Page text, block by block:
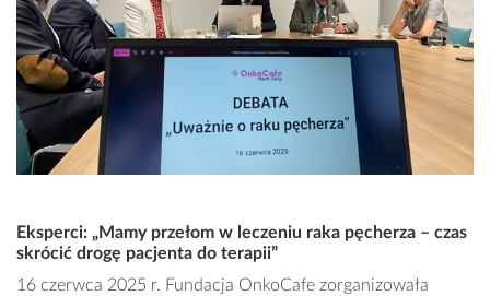
Eksperci: „Mamy przełom w leczeniu raka pęcherza – czas
skrócić drogę pacjenta do terapii”
16 czerwca 2025 r. Fundacja OnkoCafe zorganizowała